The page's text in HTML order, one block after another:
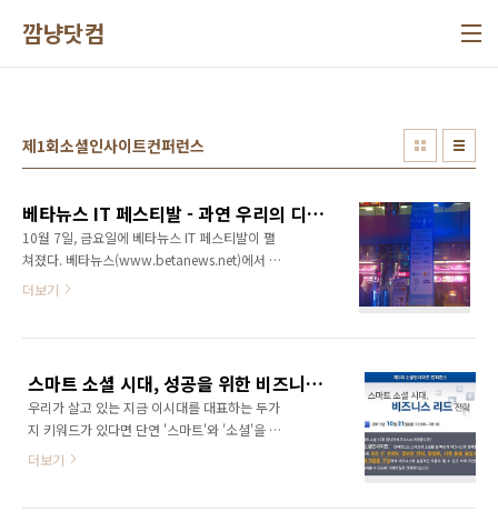
깜냥닷컴
제1회소셜인사이트컨퍼런스
베타뉴스 IT 페스티발 - 과연 우리의 디지털 기술은 어디까지 발전할 것인가?
10월 7일, 금요일에 베타뉴스 IT 페스티발이 펼
쳐졌다. 베타뉴스(www.betanews.net)에서 상
반기와 하반기로 나눠서 진행하는 가장 큰 행사
참석하려다 보니 늦어지게 되었다. 베타뉴스 IT
페스티발은 재미있게도 영화관에서 행사가 진행
된다. 전자랜드 4층에 위치한 랜드시네마에서 펼
쳐졌는데 아주 화려하고 근사해 보였다. 행사장
부스가 있는 홀에는 사람이 별로 없었다. 행사를
더보기
스마트 소셜 시대, 성공을 위한 비즈니스 리드 전략 컨퍼런스 - 세부 프로그램 소개
우리가 살고 있는 지금 이시대를 대표하는 두가
지 키워드가 있다면 단연 '스마트'와 '소셜'을 꼽
을 수 있습니다. 아이폰의 국내 출시와 함께 시작
더보기